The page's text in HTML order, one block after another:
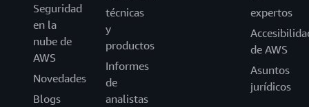
Seguridad
en la
nube de
AWS
Novedades
Blogs
técnicas
y
productos
Informes
de
analistas
expertos
de AWS
Asuntos
jurídicos